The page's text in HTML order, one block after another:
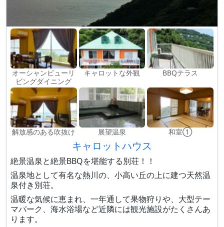
オーシャンビューリ
ビングダイニング
キャロットな外観 BBQテラス
解放感のある吹抜け 展望温泉 和室①
キャロットハウス
絶景温泉と絶景BBQを堪能する別荘！！
温泉地として有名な熱川の、小高い丘の上に建つ天然温
泉付き別荘。
温暖な気候に恵まれ、一年通して果物狩りや、大型テー
マパーク、海水浴場など近隣には観光施設がたくさんあ
ります。